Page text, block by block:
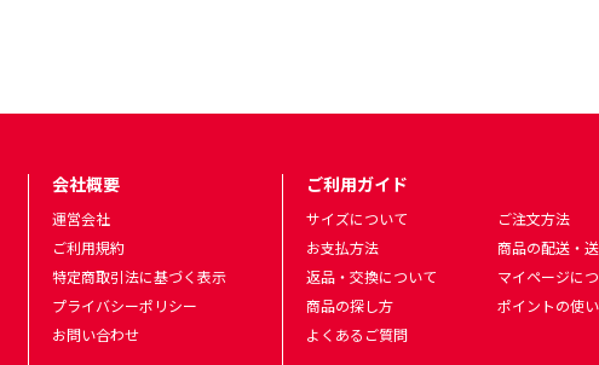
会社概要
運営会社
ご利用規約
特定商取引法に基づく表示
プライバシーポリシー
お問い合わせ
ご利用ガイド
サイズについて
お支払方法
返品・交換について
商品の探し方
よくあるご質問
ご注文方法
商品の配送・
マイページに
ポイントの使